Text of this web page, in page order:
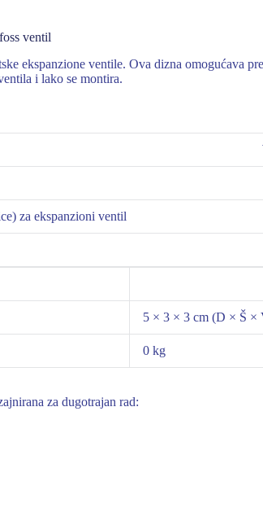
ventil
ekspanzione ventile. Ova dizna omogućava
i lako se montira.
za ekspanzioni ventil
5 × 3 × 3 cm (D × Š ×
0 kg
za dugotrajan rad: